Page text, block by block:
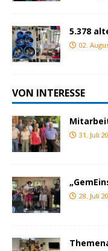
5.378
02.
VON INTERESSE
31. Juli
28. Juli